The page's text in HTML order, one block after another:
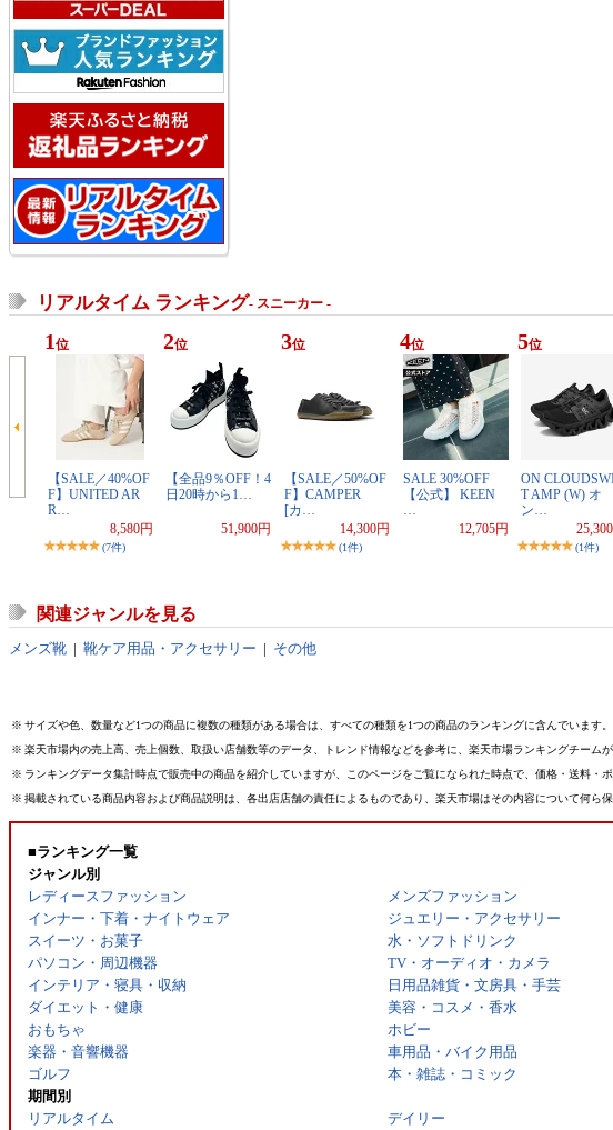
リアルタイム ランキング- スニーカー -
1 位
【SALE／40%OF
F】UNITED AR
R…
8,580円
(7件)
2位
【全品9％OFF！4
日20時から1…
51,900円
3位
【SALE／50%OF
F】CAMPER
[カ…
14,300円
(1件)
4位
SALE 30%OFF
【公式】 KEEN
12,705円
5位
ON
T AMP (W) オ
ン…
(1件)
関連ジャンルを見る
メンズ靴 | 靴ケア用品・アクセサリー | その他
※ サイズや色、数量など1つの商品に複数の種類がある場合は、すべての種類を1つの商品のランキングに含んでいます
※ 楽天市場内の売上高、売上個数、取扱い店舗数等のデータ、トレンド情報などを参考に、楽天市場ランキングチー
※ ランキングデータ集計時点で販売中の商品を紹介していますが、このページをご覧になられた時点で、価格・送料
※ 掲載されている商品内容および商品説明は、各出店店舗の責任によるものであり、楽天市場はその内容について何ら
■ランキング一覧
ジャンル別
レディースファッション
メンズファッション
インナー・下着・ナイトウェア
ジュエリー・アクセサリー
スイーツ・お菓子
水・ソフトドリンク
パソコン・周辺機器
TV・オーディオ・カメラ
インテリア・寝具・収納
日用品雑貨・文房具・手芸
ダイエット・健康
美容・コスメ・香水
おもちゃ
ホビー
楽器・音響機器
車用品・バイク用品
ゴルフ
本・雑誌・コミック
期間別
リアルタイム
デイリー